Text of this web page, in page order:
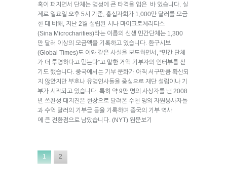
혹이 퍼지면서 단체는 명성에 큰 타격을 입은 바 있습니다. 실
제로 일요일 오후 5시 기준, 홍십자회가 1,000만 달러를 모금
한 데 비해, 지난 2월 설립된 시나 마이크로체리티스
(Sina Microcharities)라는 이름의 신생 민간단체는 1,300
만 달러 이상의 모금액을 기록하고 있습니다. 환구시보
(Global Times)도 이와 같은 사실을 보도하면서, “민간 단체
가 더 투명하다고 믿는다”고 말한 거액 기부자의 인터뷰를 싣
기도 했습니다. 중국에서는 기부 문화가 아직 서구만큼 확산되
지 않았지만 부호나 유명인사들을 중심으로 재단 설립이나 기
부가 시작되고 있습니다. 특히 약 9만 명의 사상자를 낸 2008
년 쓰촨성 대지진은 현장으로 달려온 수천 명의 자원봉사자들
과 수억 달러의 기부금 등을 기록하며 중국의 기부 역사
에 큰 전환점으로 남았습니다. (NYT) 원문보기
1 2